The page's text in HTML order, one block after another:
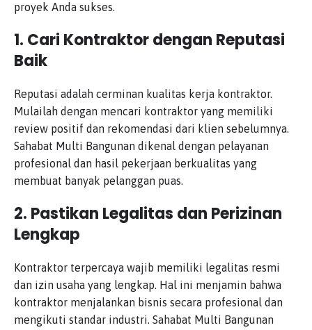
proyek Anda sukses.
1. Cari Kontraktor dengan Reputasi
Baik
Reputasi adalah cerminan kualitas kerja kontraktor.
Mulailah dengan mencari kontraktor yang memiliki
review positif dan rekomendasi dari klien sebelumnya.
Sahabat Multi Bangunan dikenal dengan pelayanan
profesional dan hasil pekerjaan berkualitas yang
membuat banyak pelanggan puas.
2. Pastikan Legalitas dan Perizinan
Lengkap
Kontraktor terpercaya wajib memiliki legalitas resmi
dan izin usaha yang lengkap. Hal ini menjamin bahwa
kontraktor menjalankan bisnis secara profesional dan
mengikuti standar industri. Sahabat Multi Bangunan